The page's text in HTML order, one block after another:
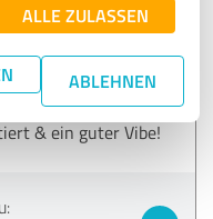
ALLE ZULASSEN
ABLEHNEN
Empfehlung
& ein guter Vibe!